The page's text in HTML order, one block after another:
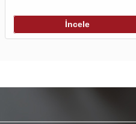
İncele